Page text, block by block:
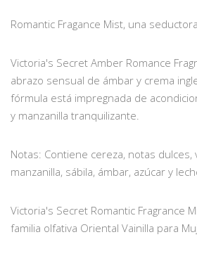
Romantic Fragance Mist, una
Victoria's Secret Amber Romance
abrazo sensual de ámbar y crema
fórmula está impregnada de
y manzanilla tranquilizante.
Notas: Contiene cereza, notas dulces,
manzanilla, sábila, ámbar, azúcar y
Victoria's Secret Romantic Fragrance
familia olfativa Oriental Vainilla para